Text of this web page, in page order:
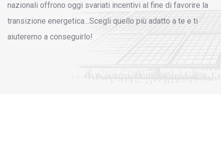
nazionali offrono oggi svariati incentivi al fine di favorire la
transizione energetica…Scegli quello più adatto a te e ti
aiuteremo a conseguirlo!